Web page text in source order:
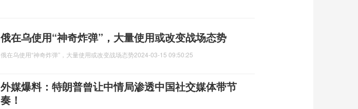
俄在乌使用“神奇炸弹”，大量使用或改变战场态势
俄在乌使用“神奇炸弹”，大量使用或改变战场态势2024-03-15 09:50:25
外媒爆料：特朗普曾让中情局渗透中国社交媒体带节
奏！